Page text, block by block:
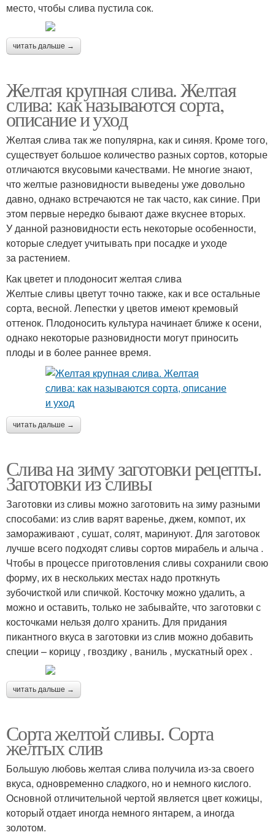
место, чтобы слива пустила сок.
читать дальше →
Желтая крупная слива. Желтая
слива: как называются сорта,
описание и уход
Желтая слива так же популярна, как и синяя. Кроме того,
существует большое количество разных сортов, которые
отличаются вкусовыми качествами. Не многие знают,
что желтые разновидности выведены уже довольно
давно, однако встречаются не так часто, как синие. При
этом первые нередко бывают даже вкуснее вторых.
У данной разновидности есть некоторые особенности,
которые следует учитывать при посадке и уходе
за растением.
Как цветет и плодоносит желтая слива
Желтые сливы цветут точно также, как и все остальные
сорта, весной. Лепестки у цветов имеют кремовый
оттенок. Плодоносить культура начинает ближе к осени,
однако некоторые разновидности могут приносить
плоды и в более раннее время.
читать дальше →
Слива на зиму заготовки рецепты.
Заготовки из сливы
Заготовки из сливы можно заготовить на зиму разными
способами: из слив варят варенье, джем, компот, их
замораживают , сушат, солят, маринуют. Для заготовок
лучше всего подходят сливы сортов мирабель и алыча .
Чтобы в процессе приготовления сливы сохранили свою
форму, их в нескольких местах надо проткнуть
зубочисткой или спичкой. Косточку можно удалить, а
можно и оставить, только не забывайте, что заготовки с
косточками нельзя долго хранить. Для придания
пикантного вкуса в заготовки из слив можно добавить
специи – корицу , гвоздику , ваниль , мускатный орех .
читать дальше →
Сорта желтой сливы. Сорта
желтых слив
Большую любовь желтая слива получила из-за своего
вкуса, одновременно сладкого, но и немного кислого.
Основной отличительной чертой является цвет кожицы,
который отдает иногда немного янтарем, а иногда
золотом.